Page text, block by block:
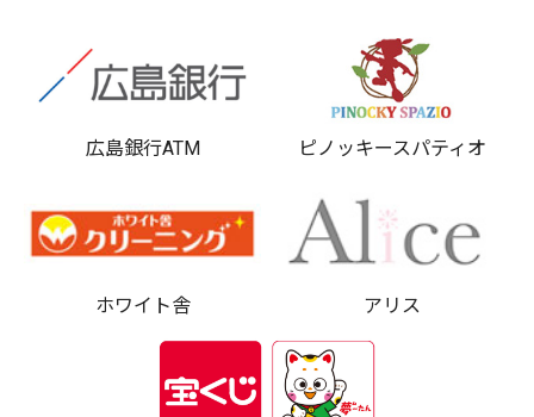
広島銀行ATM ピノッキースパティオ
ホワイト舎 アリス